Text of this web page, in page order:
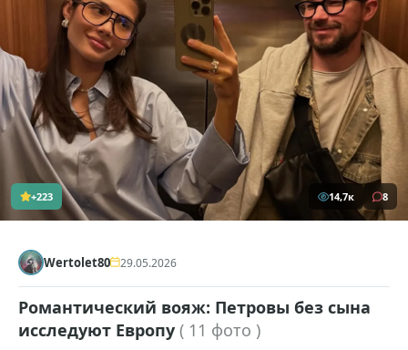
+223 14,7к 8
Wertolet80 29.05.2026
Романтический вояж: Петровы без сына
исследуют Европу ( 11 фото )